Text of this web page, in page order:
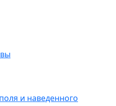
и наведенного